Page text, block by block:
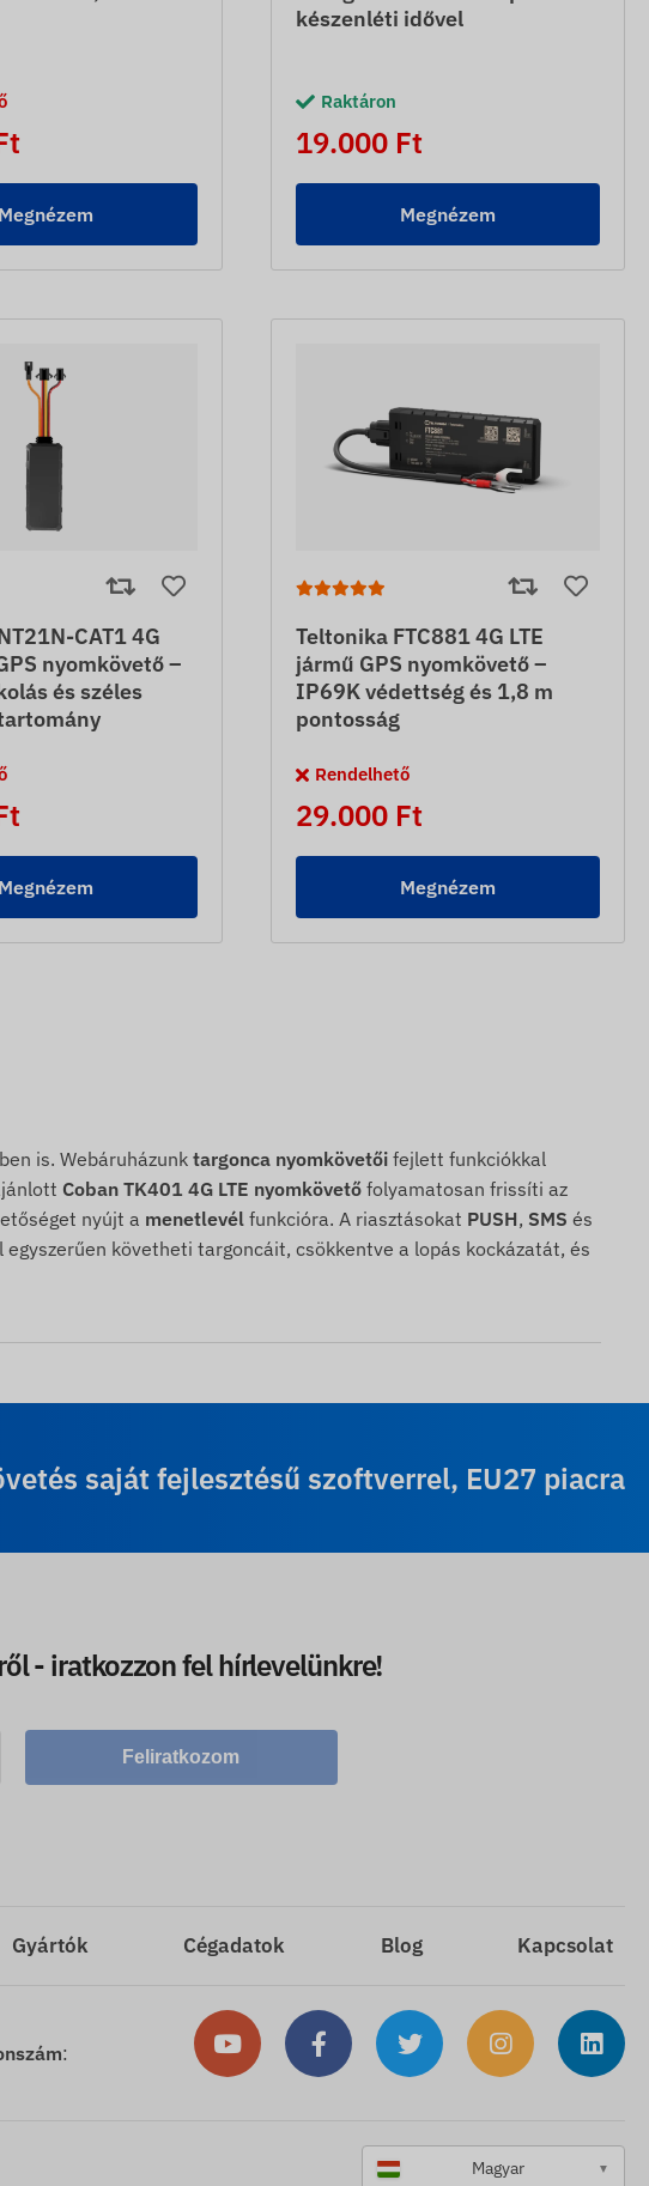
Megnézem
készenléti idővel
Raktáron
19.000 Ft
Megnézem
CAT1 4G
nyomkövető –
és széles
Megnézem
Teltonika FTC881 4G LTE
jármű GPS nyomkövető –
IP69K védettség és 1,8 m
pontosság
Rendelhető
29.000 Ft
Megnézem
is. Webáruházunk targonca nyomkövetői fejlett funkciókkal
Coban TK401 4G LTE nyomkövető folyamatosan frissíti az
nyújt a menetlevél funkcióra. A riasztásokat PUSH, SMS és
követheti targoncáit, csökkentve a lopás kockázatát, és
saját fejlesztésű szoftverrel, EU27 piacra
- iratkozzon fel hírlevelünkre!
Feliratkozom
Gyártók Cégadatok Blog Kapcsolat
:
Magyar ▼